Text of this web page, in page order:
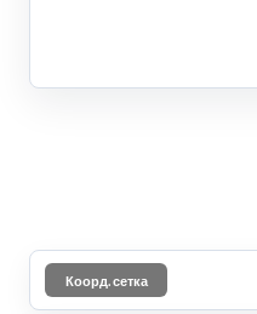
Коорд. сетка